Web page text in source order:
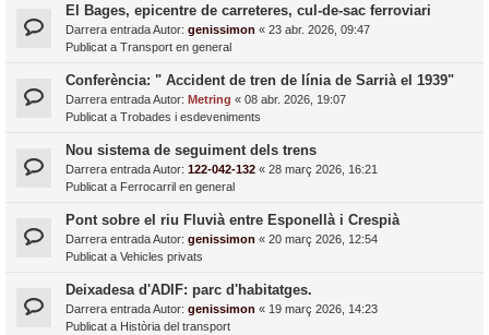
El Bages, epicentre de carreteres, cul-de-sac ferroviari
Darrera entrada Autor: genissimon « 23 abr. 2026, 09:47
Publicat a Transport en general
Conferència: " Accident de tren de línia de Sarrià el 1939"
Darrera entrada Autor: Metring « 08 abr. 2026, 19:07
Publicat a Trobades i esdeveniments
Nou sistema de seguiment dels trens
Darrera entrada Autor: 122-042-132 « 28 març 2026, 16:21
Publicat a Ferrocarril en general
Pont sobre el riu Fluvià entre Esponellà i Crespià
Darrera entrada Autor: genissimon « 20 març 2026, 12:54
Publicat a Vehicles privats
Deixadesa d'ADIF: parc d'habitatges.
Darrera entrada Autor: genissimon « 19 març 2026, 14:23
Publicat a Història del transport